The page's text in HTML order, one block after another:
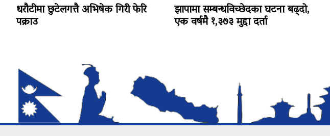
धरौटीमा छुटेलगत्तै अभिषेक गिरी फेरि
पक्राउ
झापामा सम्बन्धविच्छेदका घटना बढ्दो,
एक वर्षमै १,३७३ मुद्दा दर्ता